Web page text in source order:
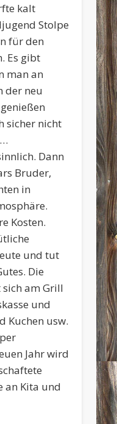
kalt
Stolpe
für den
Es gibt
man an
der neu
sicher nicht
Dann
Bruder,
in
Kosten.
und tut
Die
am Grill
und
Kuchen usw.
Jahr wird
an Kita und